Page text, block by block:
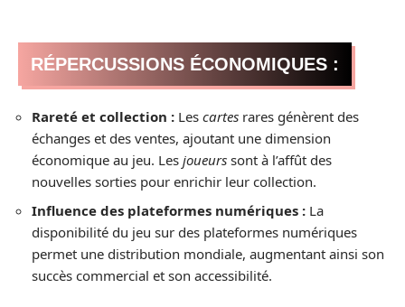
RÉPERCUSSIONS ÉCONOMIQUES :
Rareté et collection : Les cartes rares génèrent des
échanges et des ventes, ajoutant une dimension
économique au jeu. Les joueurs sont à l’affût des
nouvelles sorties pour enrichir leur collection.
Influence des plateformes numériques : La
disponibilité du jeu sur des plateformes numériques
permet une distribution mondiale, augmentant ainsi son
succès commercial et son accessibilité.